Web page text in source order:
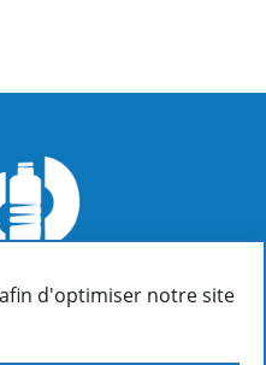
d'optimiser notre site
| Ventes